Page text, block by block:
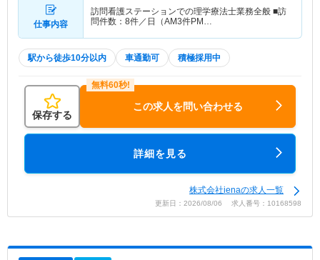
仕事内容
訪問看護ステーションでの理学療法士業務全般 ■訪
問件数：8件／日（AM3件PM…
駅から徒歩10分以内 車通勤可 積極採用中
保存する
この求人を問い合わせる
詳細を見る
株式会社ienaの求人一覧
更新日：2026/08/06 求人番号：10168598